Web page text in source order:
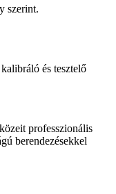
szerint.
és tesztelő
professzionális
berendezésekkel